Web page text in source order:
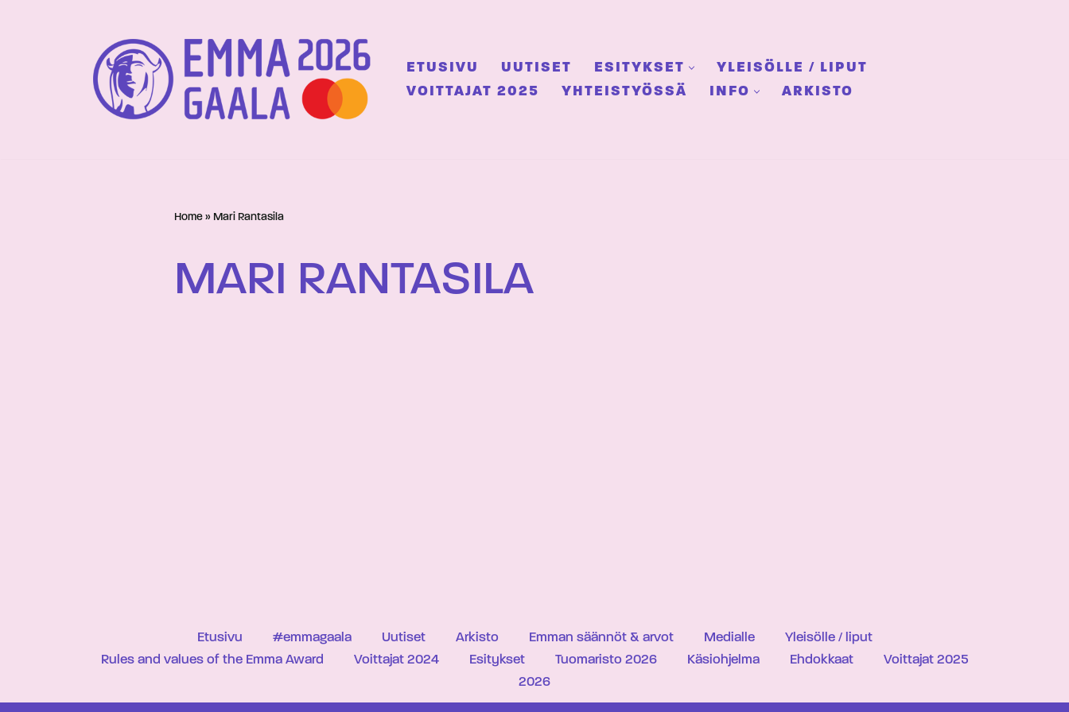
ETUSIVU UUTISET ESITYKSET
YLEISÖLLE / LIPUT
VOITTAJAT 2025
YHTEISTYÖSSÄ INFO ARKISTO
Home » Mari Rantasila
MARI RANTASILA
Etusivu #emmagaala Uutiset Arkisto Emman säännöt & arvot Medialle
Yleisölle / liput
Rules and values of the Emma Award
Voittajat 2024 Esitykset Tuomaristo 2026 Käsiohjelma Ehdokkaat
Voittajat 2025
2026